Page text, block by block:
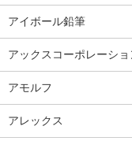
アイボール鉛筆
アックスコーポレーショ
アモルフ
アレックス